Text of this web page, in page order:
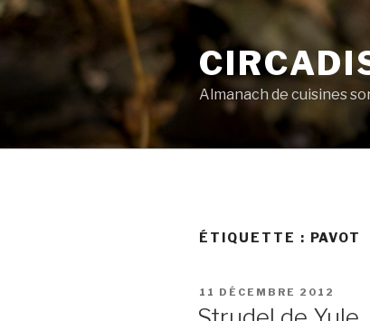
Aller
Almanach de cuisines
ÉTIQUETTE : PAVOT
PUBLIÉ
11 DÉCEMBRE 2012